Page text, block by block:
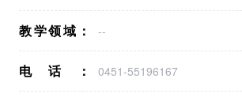
教学领域： --
电话： 0451-55196167